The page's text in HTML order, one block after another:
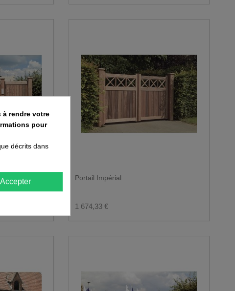
: haut
Portail Impérial
1 674,33 €
à rendre votre
pour
décrits dans
Accepter